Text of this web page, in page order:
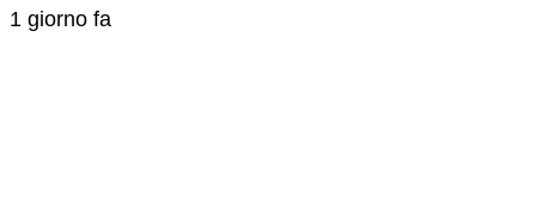
1 giorno fa